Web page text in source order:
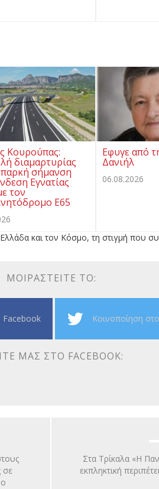
Κουρούπας:
διαμαρτυρίας
σήμανση
Εγνατίας
τον
Ε65
Εφυγε από
Δανιήλ
06.08.2026
και τον Κόσμο, τη στιγμή που
ΜΟΙΡΑΣΤΕΊΤΕ ΤΟ:
Facebook Κοινοποίηση
ΜΑΣ ΣΤΟ FACEBOOK:
σε
Στα Τρίκαλα «Η
εκπληκτική